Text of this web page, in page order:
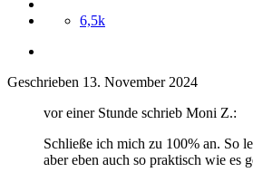
6,5k
Geschrieben 13. November 2024
vor einer Stunde schrieb Moni Z.:
Schließe ich mich zu 100% an. So
aber eben auch so praktisch wie es